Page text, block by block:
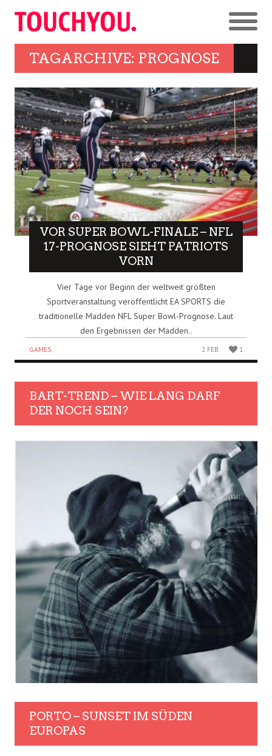
TAGARCHIVE: PROGNOSE
VOR SUPER BOWL-FINALE – NFL
17-PROGNOSE SIEHT PATRIOTS
VORN
Vier Tage vor Beginn der weltweit größten
Sportveranstaltung veröffentlicht EA SPORTS die
traditionelle Madden NFL Super Bowl-Prognose. Laut
den Ergebnissen der Madden..
GAMES 2 FEB. 1
BART-TREND – WIE LANG DARF
DER NOCH SEIN?
PORTO – SUNSET IM SÜDEN
EUROPAS